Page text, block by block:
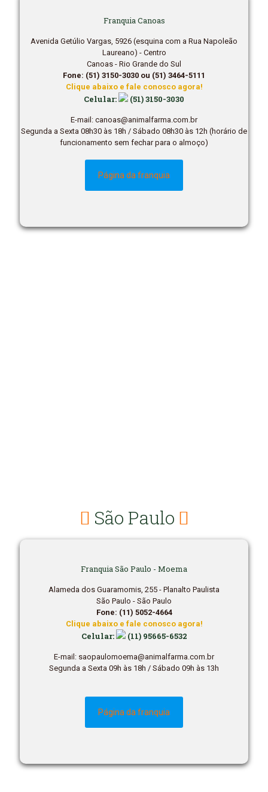
Franquia Canoas
Avenida Getúlio Vargas, 5926 (esquina com a Rua Napoleão
Laureano) - Centro
Canoas - Rio Grande do Sul
Fone: (51) 3150-3030 ou (51) 3464-5111
Clique abaixo e fale conosco agora!
Celular: (51) 3150-3030
E-mail: canoas@animalfarma.com.br
Segunda a Sexta 08h30 às 18h / Sábado 08h30 às 12h (horário de
funcionamento sem fechar para o almoço)
Página da franquia
São Paulo
Franquia São Paulo - Moema
Alameda dos Guaramomis, 255 - Planalto Paulista
São Paulo - São Paulo
Fone: (11) 5052-4664
Clique abaixo e fale conosco agora!
Celular: (11) 95665-6532
E-mail: saopaulomoema@animalfarma.com.br
Segunda a Sexta 09h às 18h / Sábado 09h às 13h
Página da franquia